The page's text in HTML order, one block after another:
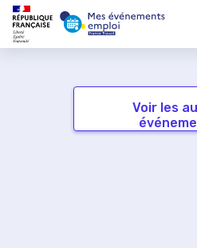
Voir les